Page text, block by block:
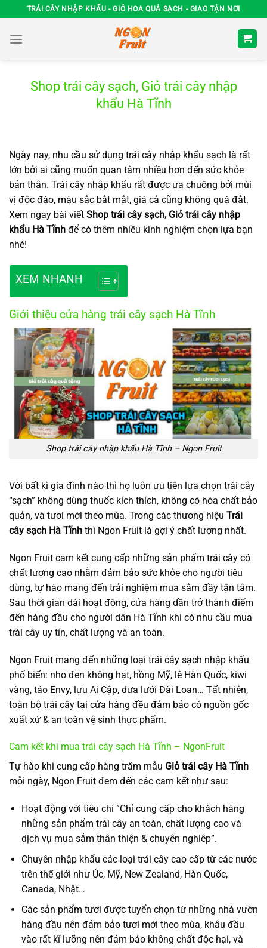
Chuyển
đến
nội
TRÁI CÂY NHẬP KHẨU - GIỎ HOA QUẢ SẠCH - GIAO TẬN NƠI
Shop trái cây sạch, Giỏ trái cây nhập
khẩu Hà Tĩnh
Ngày nay, nhu cầu sử dụng trái cây nhập khẩu sạch là rất
lớn bởi ai cũng muốn quan tâm nhiều hơn đến sức khỏe
bản thân. Trái cây nhập khẩu rất được ưa chuộng bởi mùi
vị độc đáo, màu sắc bắt mắt, giá cả cũng không quá đắt.
Xem ngay bài viết Shop trái cây sạch, Giỏ trái cây nhập
khẩu Hà Tĩnh để có thêm nhiều kinh nghiệm chọn lựa bạn
nhé!
XEM NHANH
Giới thiệu cửa hàng trái cây sạch Hà Tĩnh
Shop trái cây nhập khẩu Hà Tĩnh – Ngon Fruit
Với bất kì gia đình nào thì họ luôn ưu tiên lựa chọn trái cây
“sạch” không dùng thuốc kích thích, không có hóa chất bảo
quản, và tươi mới theo mùa. Trong các thương hiệu Trái
cây sạch Hà Tĩnh thì Ngon Fruit là gợi ý chất lượng nhất.
Ngon Fruit cam kết cung cấp những sản phẩm trái cây có
chất lượng cao nhằm đảm bảo sức khỏe cho người tiêu
dùng, tự hào mang đến trải nghiệm mua sắm đầy tận tâm.
Sau thời gian dài hoạt động, cửa hàng dần trở thành điểm
đến hàng đầu cho người dân Hà Tĩnh khi có nhu cầu mua
trái cây uy tín, chất lượng và an toàn.
Ngon Fruit mang đến những loại trái cây sạch nhập khẩu
phổ biến: nho đen không hạt, hồng Mỹ, lê Hàn Quốc, kiwi
vàng, táo Envy, lựu Ai Cập, dưa lưới Đài Loan… Tất nhiên,
toàn bộ trái cây tại cửa hàng đều đảm bảo có nguồn gốc
xuất xứ & an toàn vệ sinh thực phẩm.
Cam kết khi mua trái cây sạch Hà Tĩnh – NgonFruit
Tự hào khi cung cấp hàng trăm mẫu Giỏ trái cây Hà Tĩnh
mỗi ngày, Ngon Fruit đem đến các cam kết như sau:
Hoạt động với tiêu chí “Chỉ cung cấp cho khách hàng
những sản phẩm trái cây an toàn, chất lượng cao và
dịch vụ mua sắm thân thiện & chuyên nghiêp”.
Chuyên nhập khẩu các loại trái cây cao cấp từ các nước
trên thế giới như Úc, Mỹ, New Zealand, Hàn Quốc,
Canada, Nhật…
Các sản phẩm tươi được tuyển chọn từ những nhà vườn
hàng đầu nên đảm bảo tươi mới theo mùa, khâu đầu
vào rất kĩ lưỡng nên đảm bảo không chất độc hại, và